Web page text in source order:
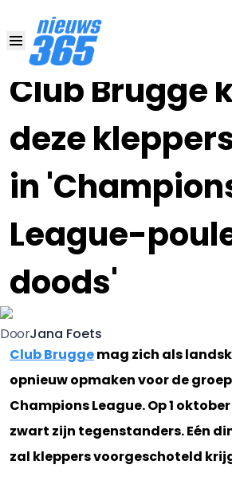
Club Brugge
deze
in
League-
doods'
04 AUG 2020, 14:30
DoorJana Foets
Club Bruggemag zich als
opnieuw opmaken voor de
Champions League. Op 1
zwart zijn tegenstanders. Eén
zal kleppers voorgeschoteld